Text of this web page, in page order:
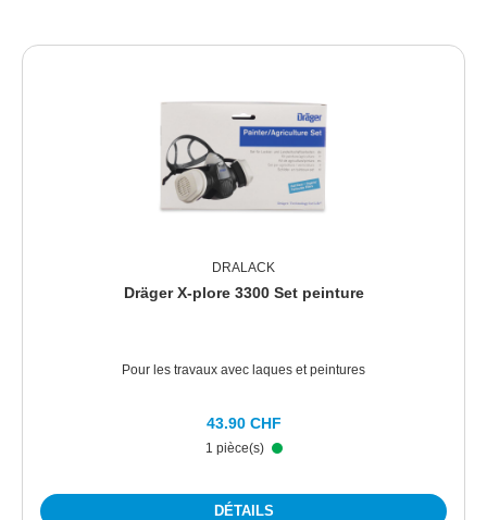
DRALACK
Dräger X-plore 3300 Set peinture
Pour les travaux avec laques et peintures
1 pièce(s)
43.90 CHF
DÉTAILS